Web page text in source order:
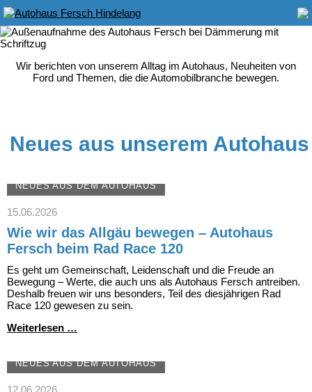
Wir berichten von unserem Alltag im Autohaus, Neuheiten von
Ford und Themen, die die Automobilbranche bewegen.
Neues aus unserem Autohaus
NEUES AUS DEM AUTOHAUS
15.06.2026
Wie wir das Allgäu bewegen – Autohaus
Fersch beim Rad Race 120
Es geht um Gemeinschaft, Leidenschaft und die Freude an
Bewegung – Werte, die auch uns als Autohaus Fersch antreiben.
Deshalb freuen wir uns besonders, Teil des diesjährigen Rad
Race 120 gewesen zu sein.
Weiterlesen …
Allgäu
bewegen
NEUES AUS DEM AUTOHAUS
12.06.2026